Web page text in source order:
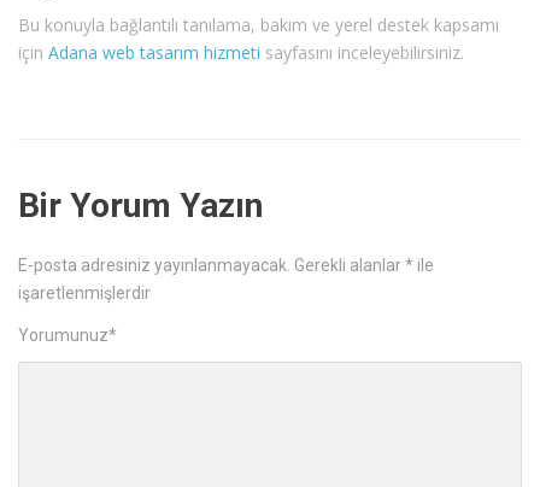
Bu konuyla bağlantılı tanılama, bakım ve yerel destek kapsamı
için Adana web tasarım hizmeti sayfasını inceleyebilirsiniz.
Bir Yorum Yazın
E-posta adresiniz yayınlanmayacak. Gerekli alanlar* ile
işaretlenmişlerdir
Yorumunuz*